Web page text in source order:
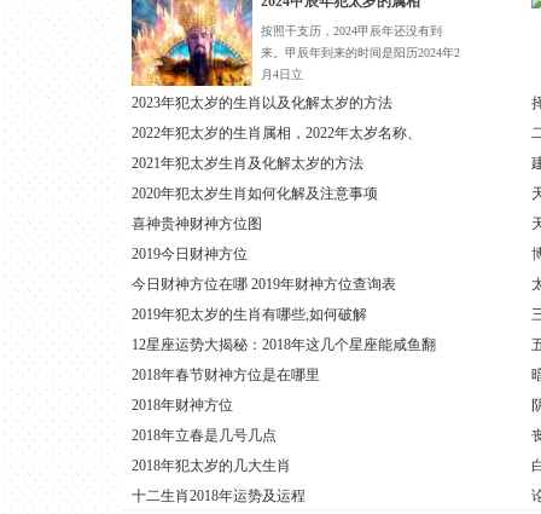
按照干支历，2024甲辰年还没有到
来。甲辰年到来的时间是阳历2024年2
月4日立
2023年犯太岁的生肖以及化解太岁的方法
2022年犯太岁的生肖属相，2022年太岁名称、
2021年犯太岁生肖及化解太岁的方法
2020年犯太岁生肖如何化解及注意事项
喜神贵神财神方位图
2019今日财神方位
今日财神方位在哪 2019年财神方位查询表
2019年犯太岁的生肖有哪些,如何破解
12星座运势大揭秘：2018年这几个星座能咸鱼翻
2018年春节财神方位是在哪里
2018年财神方位
2018年立春是几号几点
2018年犯太岁的几大生肖
十二生肖2018年运势及运程